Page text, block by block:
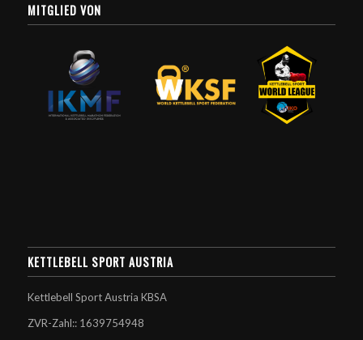
MITGLIED VON
KETTLEBELL SPORT AUSTRIA
Kettlebell Sport Austria KBSA
ZVR-Zahl:: 1639754948